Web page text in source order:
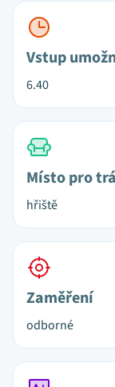
Vstup
6.40
Místo pro
hřiště
Zaměření
odborné